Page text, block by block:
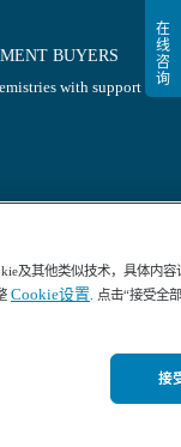
BUYERS
with support
号-4/
许[2023]201871
及其他类似技术，具体内
Cookie设置. 点击“接受全
接